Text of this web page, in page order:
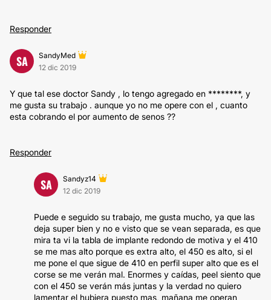
Responder
SA
SandyMed
12 dic 2019
Y que tal ese doctor Sandy , lo tengo agregado en ********, y
me gusta su trabajo . aunque yo no me opere con el , cuanto
esta cobrando el por aumento de senos ??
Responder
SA
Sandyz14
12 dic 2019
Puede e seguido su trabajo, me gusta mucho, ya que las
deja super bien y no e visto que se vean separada, es que
mira ta vi la tabla de implante redondo de motiva y el 410
se me mas alto porque es extra alto, el 450 es alto, si el
me pone el que sigue de 410 en perfil super alto que es el
corse se me verán mal. Enormes y caídas, peel siento que
con el 450 se verán más juntas y la verdad no quiero
lamentar el hubiera puesto mas, mañana me operan